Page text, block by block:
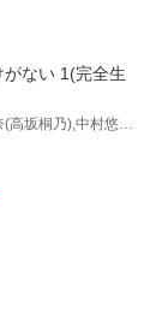
ない 1(完全生